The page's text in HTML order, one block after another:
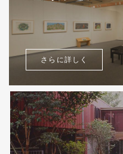
さらに詳しく